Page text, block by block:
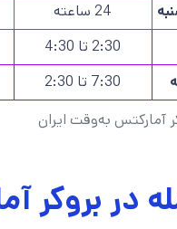
آمارکتس به‌وقت ایران
24 ساعته
2:30 تا 4:30
7:30 تا 2:30
در بروکر